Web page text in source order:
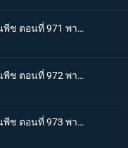
One piece วันพีช ตอนที่ 971 พากย์ไทย บุก! โอเด้งและ 9 ปลอกดาบแดง
One piece วันพีช ตอนที่ 972 พากย์ไทย ถึงเวลาตัดสิน! โอเด้งปะทะไคโด!
One piece วันพีช ตอนที่ 973 พากย์ไทย ต้มจนตาย การต่อสู้ 1 ชั่วโมงของโอเด้ง